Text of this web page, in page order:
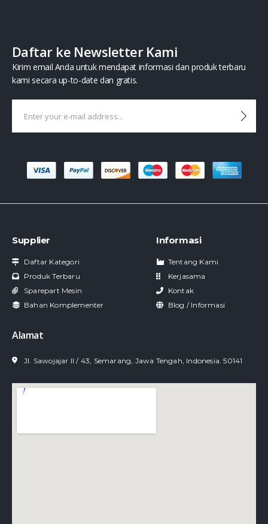
Daftar ke Newsletter Kami
Kirim email Anda untuk mendapat informasi dan produk terbaru
kami secara up-to-date dan gratis.
Supplier
Daftar Kategori
Produk Terbaru
Sparepart Mesin
Bahan Komplementer
Informasi
Tentang Kami
Kerjasama
Kontak
Blog / Informasi
Alamat
Jl. Sawojajar II / 43, Semarang, Jawa Tengah, Indonesia. 50141